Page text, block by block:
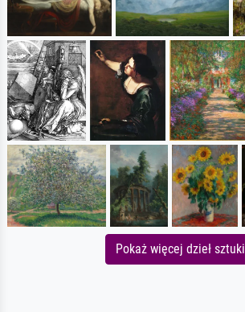
Pokaż więcej dzieł sztuki